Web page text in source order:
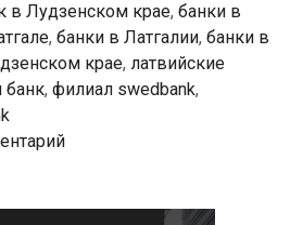
в Лудзенском крае, банки в
, банки в Латгалии, банки в
крае, латвийские
банк, филиал swedbank,